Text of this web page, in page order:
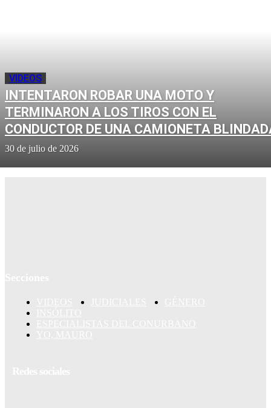
VIDEOS
INTENTARON ROBAR UNA MOTO Y
TERMINARON A LOS TIROS CON EL
CONDUCTOR DE UNA CAMIONETA
30 de julio de 2026